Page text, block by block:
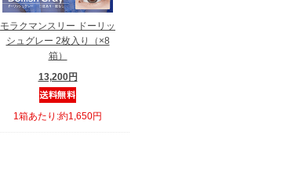
モラクマンスリー ドーリッ
シュグレー 2枚入り（×8
箱）
13,200円
1箱あたり:約1,650円